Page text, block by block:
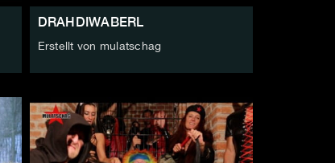
DRAHDIWABERL
Erstellt von mulatschag